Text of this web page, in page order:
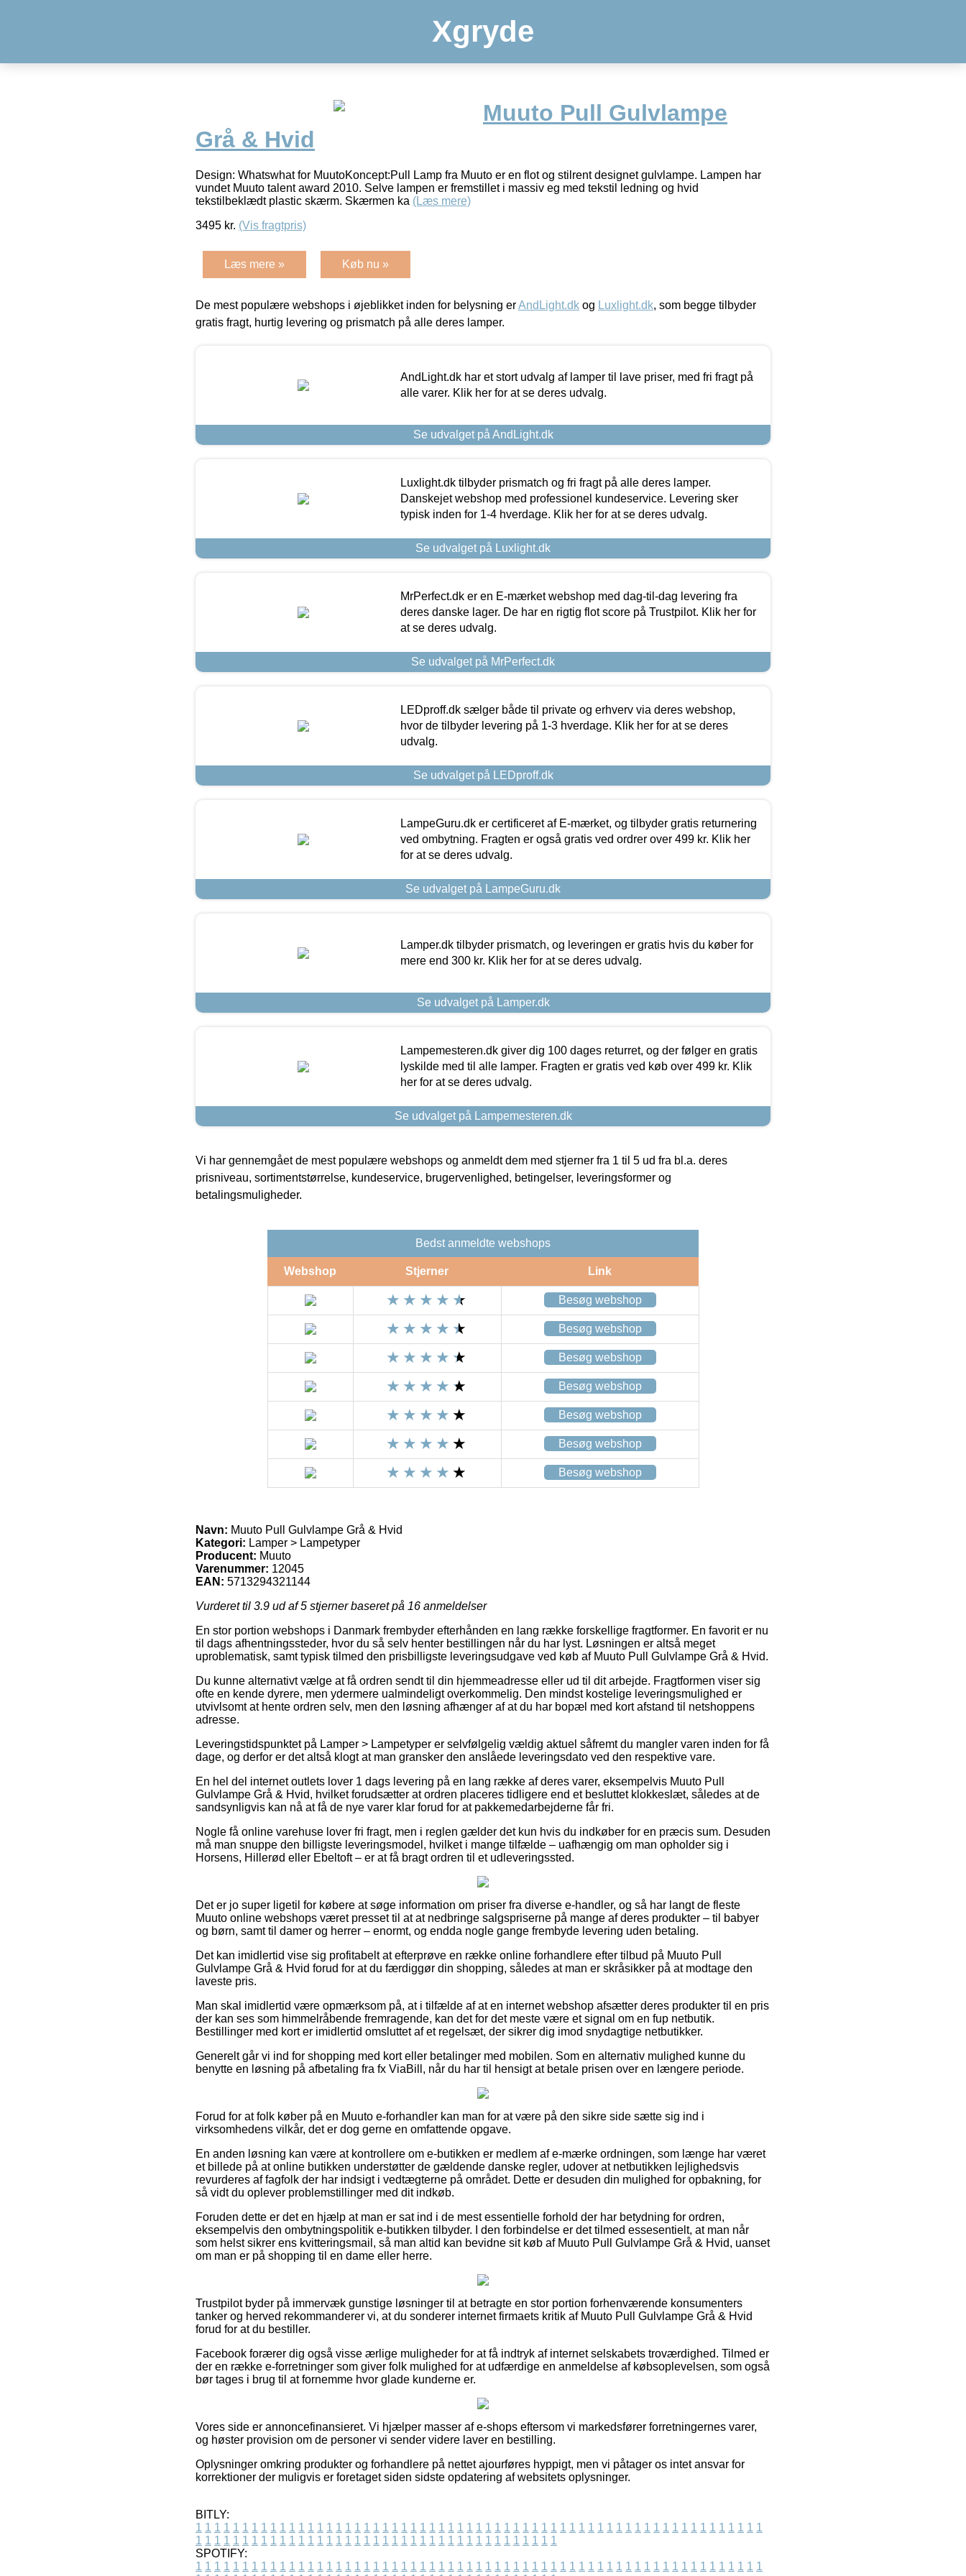
Xgryde
Muuto Pull Gulvlampe
Grå & Hvid
Design: Whatswhat for MuutoKoncept:Pull Lamp fra Muuto er en flot og stilrent designet gulvlampe. Lampen har
vundet Muuto talent award 2010. Selve lampen er fremstillet i massiv eg med tekstil ledning og hvid
tekstilbeklædt plastic skærm. Skærmen ka (Læs mere)
3495 kr. (Vis fragtpris)
Læs mere » Køb nu »
De mest populære webshops i øjeblikket inden for belysning erAndLight.dk og Luxlight.dk, som begge tilbyder
gratis fragt, hurtig levering og prismatch på alle deres lamper.
AndLight.dk har et stort udvalg af lamper til lave priser, med fri fragt på
alle varer. Klik her for at se deres udvalg.
Se udvalget på AndLight.dk
Luxlight.dk tilbyder prismatch og fri fragt på alle deres lamper.
Danskejet webshop med professionel kundeservice. Levering sker
typisk inden for 1-4 hverdage. Klik her for at se deres udvalg.
Se udvalget på Luxlight.dk
MrPerfect.dk er en E-mærket webshop med dag-til-dag levering fra
deres danske lager. De har en rigtig flot score på Trustpilot. Klik her for
at se deres udvalg.
Se udvalget på MrPerfect.dk
LEDproff.dk sælger både til private og erhverv via deres webshop,
hvor de tilbyder levering på 1-3 hverdage. Klik her for at se deres
udvalg.
Se udvalget på LEDproff.dk
LampeGuru.dk er certificeret af E-mærket, og tilbyder gratis returnering
ved ombytning. Fragten er også gratis ved ordrer over 499 kr. Klik her
for at se deres udvalg.
Se udvalget på LampeGuru.dk
Lamper.dk tilbyder prismatch, og leveringen er gratis hvis du køber for
mere end 300 kr. Klik her for at se deres udvalg.
Se udvalget på Lamper.dk
Lampemesteren.dk giver dig 100 dages returret, og der følger en gratis
lyskilde med til alle lamper. Fragten er gratis ved køb over 499 kr. Klik
her for at se deres udvalg.
Se udvalget på Lampemesteren.dk
Vi har gennemgået de mest populære webshops og anmeldt dem med stjerner fra 1 til 5 ud fra bl.a. deres
prisniveau, sortimentstørrelse, kundeservice, brugervenlighed, betingelser, leveringsformer og
betalingsmuligheder.
Bedst anmeldte webshops
Webshop Stjerner Link
Besøg webshop
Besøg webshop
Besøg webshop
Besøg webshop
Besøg webshop
Besøg webshop
Besøg webshop
Navn: Muuto Pull Gulvlampe Grå & Hvid
Kategori: Lamper > Lampetyper
Producent: Muuto
Varenummer: 12045
EAN: 5713294321144
Vurderet til 3.9 ud af 5 stjerner baseret på 16 anmeldelser
En stor portion webshops i Danmark frembyder efterhånden en lang række forskellige fragtformer. En favorit er nu
til dags afhentningssteder, hvor du så selv henter bestillingen når du har lyst. Løsningen er altså meget
uproblematisk, samt typisk tilmed den prisbilligste leveringsudgave ved køb af Muuto Pull Gulvlampe Grå & Hvid.
Du kunne alternativt vælge at få ordren sendt til din hjemmeadresse eller ud til dit arbejde. Fragtformen viser sig
ofte en kende dyrere, men ydermere ualmindeligt overkommelig. Den mindst kostelige leveringsmulighed er
utvivlsomt at hente ordren selv, men den løsning afhænger af at du har bopæl med kort afstand til netshoppens
adresse.
Leveringstidspunktet på Lamper > Lampetyper er selvfølgelig vældig aktuel såfremt du mangler varen inden for få
dage, og derfor er det altså klogt at man gransker den anslåede leveringsdato ved den respektive vare.
En hel del internet outlets lover 1 dags levering på en lang række af deres varer, eksempelvis Muuto Pull
Gulvlampe Grå & Hvid, hvilket forudsætter at ordren placeres tidligere end et besluttet klokkeslæt, således at de
sandsynligvis kan nå at få de nye varer klar forud for at pakkemedarbejderne får fri.
Nogle få online varehuse lover fri fragt, men i reglen gælder det kun hvis du indkøber for en præcis sum. Desuden
må man snuppe den billigste leveringsmodel, hvilket i mange tilfælde – uafhængig om man opholder sig i
Horsens, Hillerød eller Ebeltoft – er at få bragt ordren til et udleveringssted.
Det er jo super ligetil for købere at søge information om priser fra diverse e-handler, og så har langt de fleste
Muuto online webshops været presset til at at nedbringe salgspriserne på mange af deres produkter – til babyer
og børn, samt til damer og herrer – enormt, og endda nogle gange frembyde levering uden betaling.
Det kan imidlertid vise sig profitabelt at efterprøve en række online forhandlere efter tilbud på Muuto Pull
Gulvlampe Grå & Hvid forud for at du færdiggør din shopping, således at man er skråsikker på at modtage den
laveste pris.
Man skal imidlertid være opmærksom på, at i tilfælde af at en internet webshop afsætter deres produkter til en pris
der kan ses som himmelråbende fremragende, kan det for det meste være et signal om en fup netbutik.
Bestillinger med kort er imidlertid omsluttet af et regelsæt, der sikrer dig imod snydagtige netbutikker.
Generelt går vi ind for shopping med kort eller betalinger med mobilen. Som en alternativ mulighed kunne du
benytte en løsning på afbetaling fra fx ViaBill, når du har til hensigt at betale prisen over en længere periode.
Forud for at folk køber på en Muuto e-forhandler kan man for at være på den sikre side sætte sig ind i
virksomhedens vilkår, det er dog gerne en omfattende opgave.
En anden løsning kan være at kontrollere om e-butikken er medlem af e-mærke ordningen, som længe har været
et billede på at online butikken understøtter de gældende danske regler, udover at netbutikken lejlighedsvis
revurderes af fagfolk der har indsigt i vedtægterne på området. Dette er desuden din mulighed for opbakning, for
så vidt du oplever problemstillinger med dit indkøb.
Foruden dette er det en hjælp at man er sat ind i de mest essentielle forhold der har betydning for ordren,
eksempelvis den ombytningspolitik e-butikken tilbyder. I den forbindelse er det tilmed essesentielt, at man når
som helst sikrer ens kvitteringsmail, så man altid kan bevidne sit køb af Muuto Pull Gulvlampe Grå & Hvid, uanset
om man er på shopping til en dame eller herre.
Trustpilot byder på immervæk gunstige løsninger til at betragte en stor portion forhenværende konsumenters
tanker og herved rekommanderer vi, at du sonderer internet firmaets kritik af Muuto Pull Gulvlampe Grå & Hvid
forud for at du bestiller.
Facebook forærer dig også visse ærlige muligheder for at få indtryk af internet selskabets troværdighed. Tilmed er
der en række e-forretninger som giver folk mulighed for at udfærdige en anmeldelse af købsoplevelsen, som også
bør tages i brug til at fornemme hvor glade kunderne er.
Vores side er annoncefinansieret. Vi hjælper masser af e-shops eftersom vi markedsfører forretningernes varer,
og høster provision om de personer vi sender videre laver en bestilling.
Oplysninger omkring produkter og forhandlere på nettet ajourføres hyppigt, men vi påtager os intet ansvar for
korrektioner der muligvis er foretaget siden sidste opdatering af websitets oplysninger.
BITLY:
1 1 1 1 1 1 1 1 1 1 1 1 1 1 1 1 1 1 1 1 1 1 1 1 1 1 1 1 1 1 1 1 1 1 1 1 1 1 1 1 1 1 1 1 1 1 1 1 1 1 1 1 1 1 1 1 1 1 1 1 1
1 1 1 1 1 1 1 1 1 1 1 1 1 1 1 1 1 1 1 1 1 1 1 1 1 1 1 1 1 1 1 1 1 1 1 1 1 1 1
SPOTIFY:
1 1 1 1 1 1 1 1 1 1 1 1 1 1 1 1 1 1 1 1 1 1 1 1 1 1 1 1 1 1 1 1 1 1 1 1 1 1 1 1 1 1 1 1 1 1 1 1 1 1 1 1 1 1 1 1 1 1 1 1 1